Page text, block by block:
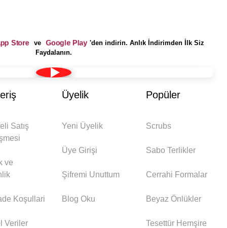
Store ve Google Play 'den indirin. Anlık İndirimden İlk Siz
Faydalanın.
Satış
ve
Koşullari
Veriler
Üyelik
Yeni Üyelik
Üye Girişi
Şifremi Unuttum
Blog Oku
Popüler
Scrubs
Sabo Terlikler
Cerrahi Formalar
Beyaz Önlükler
Tesettür Hemşire